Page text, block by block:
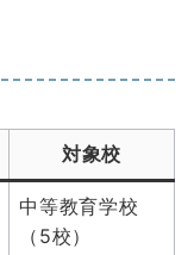
対象校
中等教育学校
（5校）